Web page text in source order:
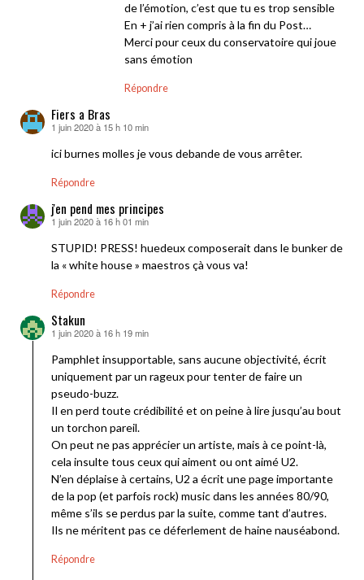
de l’émotion, c’est que tu es trop sensible
En + j’ai rien compris à la fin du Post…
Merci pour ceux du conservatoire qui joue
sans émotion
Répondre
Fiers a Bras
dit :
1 juin 2020 à 15 h 10 min
ici burnes molles je vous debande de vous arrêter.
Répondre
j'en pend mes principes
dit :
1 juin 2020 à 16 h 01 min
STUPID! PRESS! huedeux composerait dans le bunker de
la « white house » maestros çà vous va!
Répondre
Stakun
dit :
1 juin 2020 à 16 h 19 min
Pamphlet insupportable, sans aucune objectivité, écrit
uniquement par un rageux pour tenter de faire un
pseudo-buzz.
Il en perd toute crédibilité et on peine à lire jusqu’au bout
un torchon pareil.
On peut ne pas apprécier un artiste, mais à ce point-là,
cela insulte tous ceux qui aiment ou ont aimé U2.
N’en déplaise à certains, U2 a écrit une page importante
de la pop (et parfois rock) music dans les années 80/90,
même s’ils se perdus par la suite, comme tant d’autres.
Ils ne méritent pas ce déferlement de haine nauséabond.
Répondre